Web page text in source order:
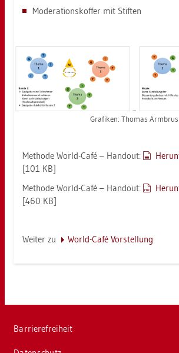
Mo­dera­ti­ons­kof­fer mit Stif­ten
Gra­fi­ken: Tho­mas
Me­tho­de World-Café – Han­dout:
[101 KB]
Me­tho­de World-Café – Han­dout:
[460 KB]
Wei­ter zu World-Café Vor­stel­lung
Bar­rie­re­frei­heit